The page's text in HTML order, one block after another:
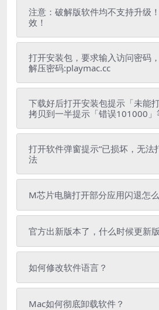
注意：破解版软件均不支持升级
效！
打开安装包，要求输入访问密码
解压密码:playmac.cc
下载好后打开安装包提示「未能
拷贝到一半提示「错误101000」
打开软件弹窗提示“已损坏，无法
法
M芯片电脑打开部分应用闪退怎
官方出新版本了，什么时候更新
如何修改软件语言？
Mac如何彻底卸载软件？